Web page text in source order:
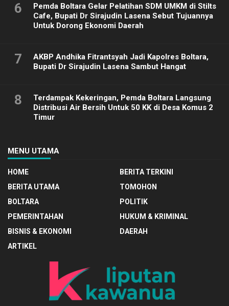
6
Pemda Boltara Gelar Pelatihan SDM UMKM di Stilts
Cafe, Bupati Dr Sirajudin Lasena Sebut Tujuannya
Untuk Dorong Ekonomi Daerah
7
AKBP Andhika Fitrantsyah Jadi Kapolres Boltara,
Bupati Dr Sirajudin Lasena Sambut Hangat
8
Terdampak Kekeringan, Pemda Boltara Langsung
Distribusi Air Bersih Untuk 50 KK di Desa Komus 2
Timur
MENU UTAMA
HOME
BERITA TERKINI
BERITA UTAMA
TOMOHON
BOLTARA
POLITIK
PEMERINTAHAN
HUKUM & KRIMINAL
BISNIS & EKONOMI
DAERAH
ARTIKEL